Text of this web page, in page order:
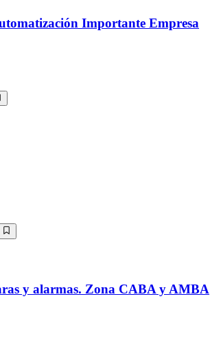
Importante Empresa
y alarmas. Zona CABA y AMBA